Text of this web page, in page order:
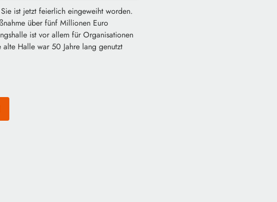
ist jetzt feierlich eingeweiht worden.
über fünf Millionen Euro
ist vor allem für Organisationen
Halle war 50 Jahre lang genutzt